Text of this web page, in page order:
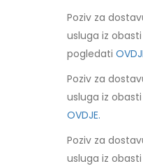
Poziv za
usluga iz
pogledati
Poziv za
usluga iz
OVDJE.
Poziv za
usluga iz